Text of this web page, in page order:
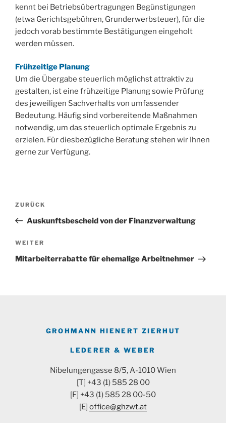
kennt bei Betriebsübertragungen Begünstigungen
(etwa Gerichtsgebühren, Grunderwerbsteuer), für die
jedoch vorab bestimmte Bestätigungen eingeholt
werden müssen.
Frühzeitige Planung
Um die Übergabe steuerlich möglichst attraktiv zu
gestalten, ist eine frühzeitige Planung sowie Prüfung
des jeweiligen Sachverhalts von umfassender
Bedeutung. Häufig sind vorbereitende Maßnahmen
notwendig, um das steuerlich optimale Ergebnis zu
erzielen. Für diesbezügliche Beratung stehen wir Ihnen
gerne zur Verfügung.
Beitragsnavigation
Vorheriger
Beitrag
ZURÜCK
Auskunftsbescheid von der Finanzverwaltung
Nächster
Beitrag
WEITER
Mitarbeiterrabatte für ehemalige Arbeitnehmer
GROHMANN HIENERT ZIERHUT
LEDERER & WEBER
Nibelungengasse 8/5, A-1010 Wien
[T] +43 (1) 585 28 00
[F] +43 (1) 585 28 00-50
[E] office@ghzwt.at